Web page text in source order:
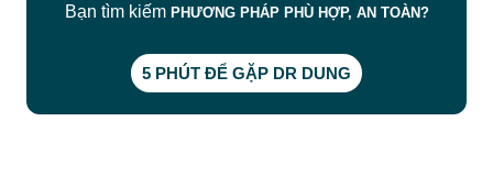
Bạn tìm kiếm PHƯƠNG PHÁP PHÙ HỢP, AN TOÀN?
5 PHÚT ĐỂ GẶP DR DUNG